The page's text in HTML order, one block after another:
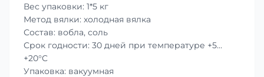
Вес упаковки: 1*5 кг
Метод вялки: холодная вялка
Состав: вобла, соль
Срок годности: 30 дней при температуре +5…
+20°C
Упаковка: вакуумная